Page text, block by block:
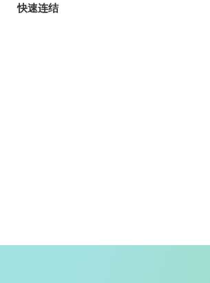
快速连结